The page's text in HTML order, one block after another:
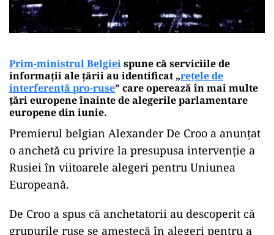
Prim-ministrul Belgieispune că serviciile de
informații ale țării au identificat „rețele de
interferență pro-ruse” care operează în mai multe
țări europene înainte de alegerile parlamentare
europene din iunie.
Premierul belgian Alexander De Croo a anunțat
o anchetă cu privire la presupusa intervenție a
Rusiei în viitoarele alegeri pentru Uniunea
Europeană.
De Croo a spus că anchetatorii au descoperit că
grupurile ruse se amestecă în alegeri pentru a